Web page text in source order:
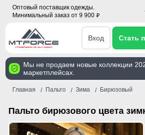
Оптовый поставщик одежды.
Минимальный заказ от 9 900 p
Вход Стать
Мы не продаем новые коллекции
маркетплейсах.
Главная Пальто Зима Бирюзовый
Пальто бирюзового цвета